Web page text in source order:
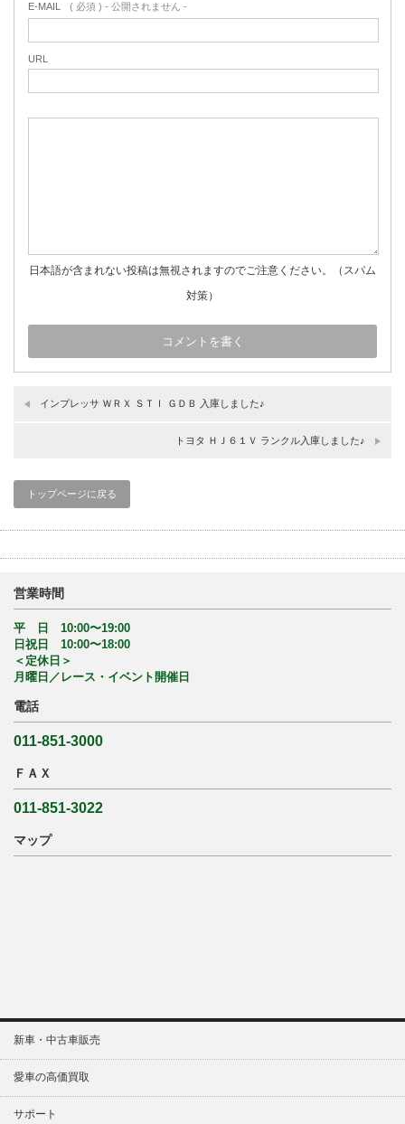
E-MAIL ( 必須 ) - 公開されません -
URL
日本語が含まれない投稿は無視されますのでご注意ください。（スパム
対策）
インプレッサ ＷＲＸ ＳＴＩ ＧＤＢ 入庫しました♪
トヨタ ＨＪ６１Ｖ ランクル入庫しました♪
トップページに戻る
営業時間
平 日 10:00〜19:00
日祝日 10:00〜18:00
＜定休日＞
月曜日／レース・イベント開催日
電話
011-851-3000
ＦＡＸ
011-851-3022
マップ
新車・中古車販売
愛車の高価買取
サポート